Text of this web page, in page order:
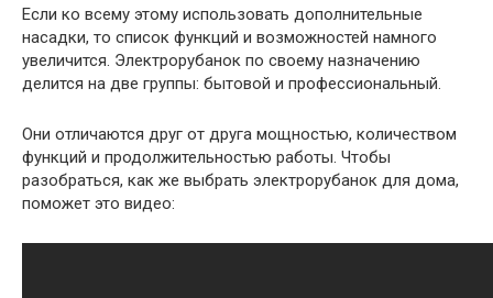
Если ко всему этому использовать дополнительные
насадки, то список функций и возможностей намного
увеличится. Электрорубанок по своему назначению
делится на две группы: бытовой и профессиональный.
Они отличаются друг от друга мощностью, количеством
функций и продолжительностью работы. Чтобы
разобраться, как же выбрать электрорубанок для дома,
поможет это видео: